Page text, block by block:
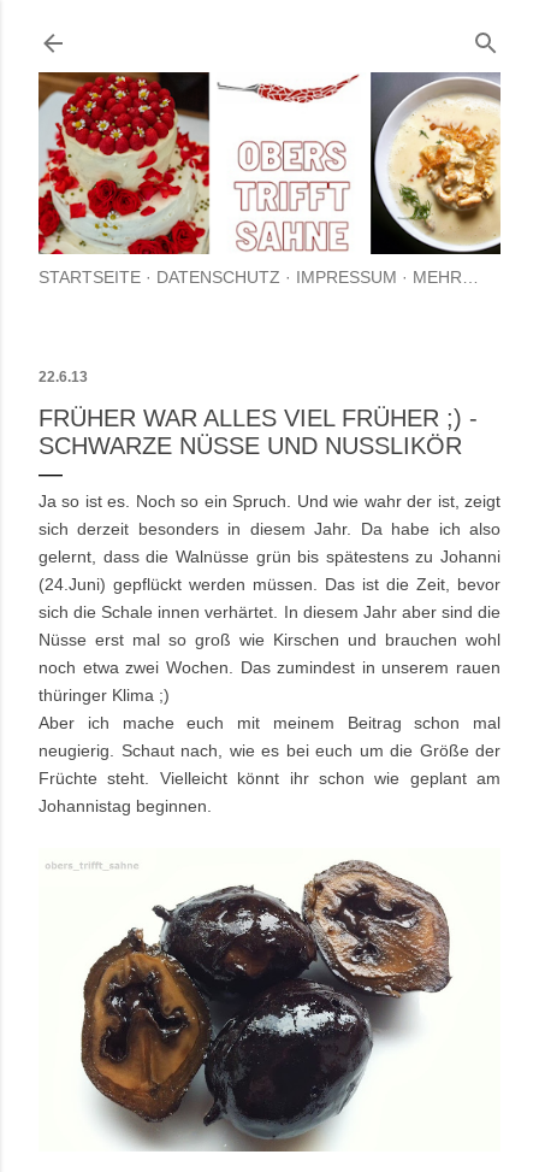
STARTSEITE DATENSCHUTZ IMPRESSUM MEHR…
22.6.13
FRÜHER WAR ALLES VIEL FRÜHER ;) -
SCHWARZE NÜSSE UND NUSSLIKÖR
Ja so ist es. Noch so ein Spruch. Und wie wahr der ist, zeigt
sich derzeit besonders in diesem Jahr. Da habe ich also
gelernt, dass die Walnüsse grün bis spätestens zu Johanni
(24.Juni) gepflückt werden müssen. Das ist die Zeit, bevor
sich die Schale innen verhärtet. In diesem Jahr aber sind die
Nüsse erst mal so groß wie Kirschen und brauchen wohl
noch etwa zwei Wochen. Das zumindest in unserem rauen
thüringer Klima ;)
Aber ich mache euch mit meinem Beitrag schon mal
neugierig. Schaut nach, wie es bei euch um die Größe der
Früchte steht. Vielleicht könnt ihr schon wie geplant am
Johannistag beginnen.